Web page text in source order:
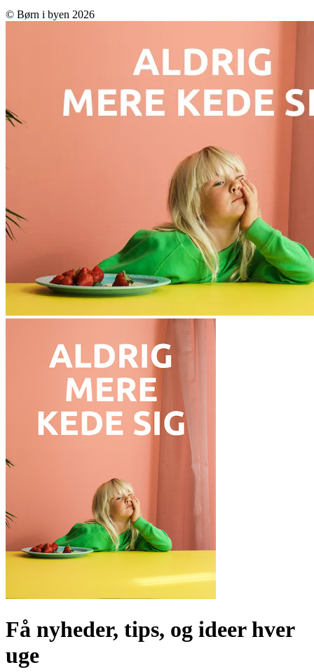
© Børn i byen 2026
Få nyheder, tips, og ideer hver
uge